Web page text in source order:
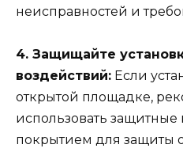
неисправностей и
4. Защищайте
воздействий: Если
открытой площадке,
использовать
покрытием для защиты